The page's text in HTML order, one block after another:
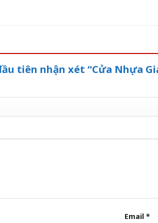
tiên nhận xét “Cửa Nhựa
Email *